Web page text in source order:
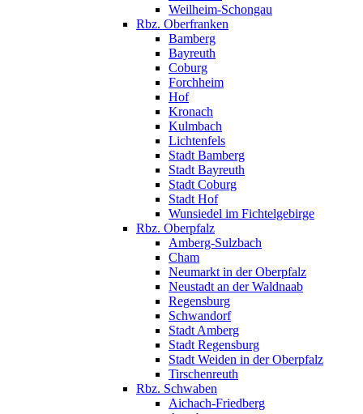
Weilheim-Schongau
Rbz. Oberfranken
Bamberg
Bayreuth
Coburg
Forchheim
Hof
Kronach
Kulmbach
Lichtenfels
Stadt Bamberg
Stadt Bayreuth
Stadt Coburg
Stadt Hof
Wunsiedel im Fichtelgebirge
Rbz. Oberpfalz
Amberg-Sulzbach
Cham
Neumarkt in der Oberpfalz
Neustadt an der Waldnaab
Regensburg
Schwandorf
Stadt Amberg
Stadt Regensburg
Stadt Weiden in der Oberpfalz
Tirschenreuth
Rbz. Schwaben
Aichach-Friedberg